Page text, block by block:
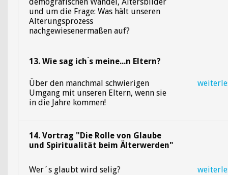
und um die Frage: Was hält unseren
Alterungsprozess
nachgewiesenermaßen auf?
13. Wie sag ich ́s meine...n Eltern?
Über den manchmal schwierigen
Umgang mit unseren Eltern, wenn sie
in die Jahre kommen!
14. Vortrag "Die Rolle von Glaube
und Spiritualität beim Älterwerden"
Wer´s glaubt wird selig?